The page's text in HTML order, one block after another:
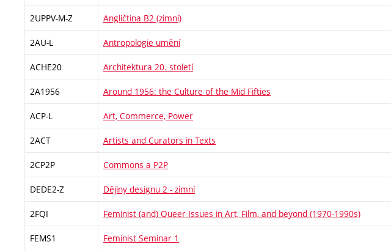
2UPPV-M-Z Angličtina B2 (zimní)
2AU-L Antropologie umění
ACHE20 Architektura 20. století
2A1956 Around 1956: the Culture of the Mid Fifties
ACP-L Art, Commerce, Power
2ACT Artists and Curators in Texts
2CP2P Commons a P2P
DEDE2-Z Dějiny designu 2 - zimní
2FQI Feminist (and) Queer Issues in Art, Film, and beyond (1970-1990s)
FEMS1 Feminist Seminar 1